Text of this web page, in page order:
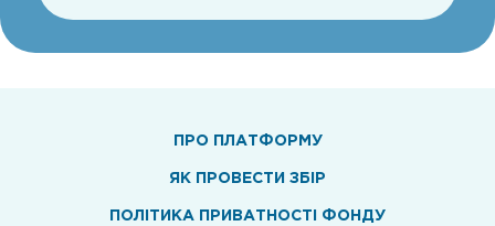
ПРО ПЛАТФОРМУ
ЯК ПРОВЕСТИ ЗБІР
ПОЛІТИКА ПРИВАТНОСТІ ФОНДУ